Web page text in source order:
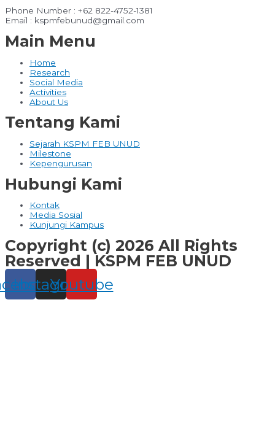
Phone Number : +62 822-4752-1381
Email : kspmfebunud@gmail.com
Main Menu
Home
Research
Social Media
Activities
About Us
Tentang Kami
Sejarah KSPM FEB UNUD
Milestone
Kepengurusan
Hubungi Kami
Kontak
Media Sosial
Kunjungi Kampus
Copyright (c) 2026 All Rights
Reserved | KSPM FEB UNUD
Instagram
Youtube